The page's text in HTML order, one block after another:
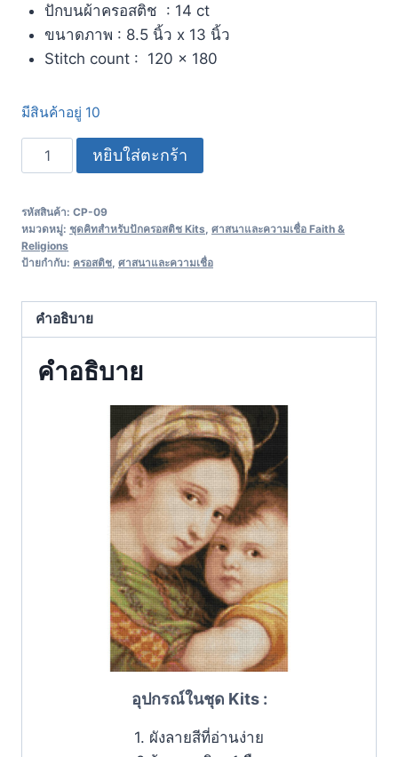
ปักบนผ้าครอสติช : 14 ct
ขนาดภาพ : 8.5 นิ้ว x 13 นิ้ว
Stitch count : 120 x 180
มีสินค้าอยู่ 10
หยิบใส่ตะกร้า
รหัสสินค้า: CP-09
หมวดหมู่: ชุดคิทสำหรับปักครอสติช Kits ศาสนาและความเชื่อ Faith &
Religions
ป้ายกำกับ: ครอสติช ศาสนาและความเชื่อ
คำอธิบาย
คำอธิบาย
อุปกรณ์ในชุด Kits :
1. ผังลายสีที่อ่านง่าย